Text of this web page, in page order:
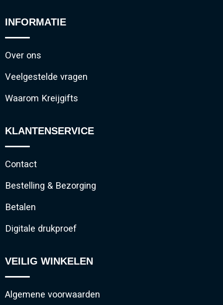
INFORMATIE
Over ons
Veelgestelde vragen
Waarom Kreijgifts
KLANTENSERVICE
Contact
Bestelling & Bezorging
Betalen
Digitale drukproef
VEILIG WINKELEN
Algemene voorwaarden